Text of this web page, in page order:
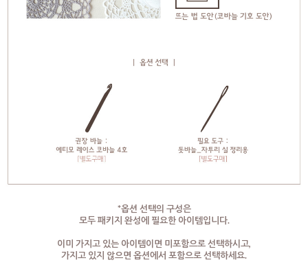
*옵션 선택의 구성은
모두 패키지 완성에 필요한 아이템입니다.
이미 가지고 있는 아이템이면 미포함으로 선택하시고,
가지고 있지 않으면 옵션에서 포함으로 선택하세요.